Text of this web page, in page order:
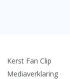
Kerst Fan Clip
Mediaverklaring